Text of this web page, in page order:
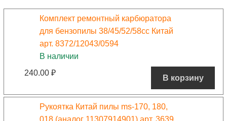
Комплект ремонтный карбюратора
для бензопилы 38/45/52/58сс Китай
арт. 8372/12043/0594
В наличии
240.00 ₽
В корзину
Рукоятка Китай пилы ms-170, 180,
018 (аналог 11307914901) арт. 3639